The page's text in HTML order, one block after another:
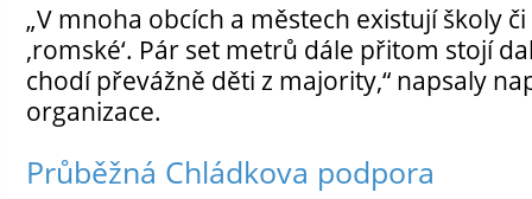
„V mnoha obcích a městech existují školy
‚romské‘. Pár set metrů dále přitom stojí
chodí převážně děti z majority,“ napsaly
organizace.
Průběžná Chládkova podpora